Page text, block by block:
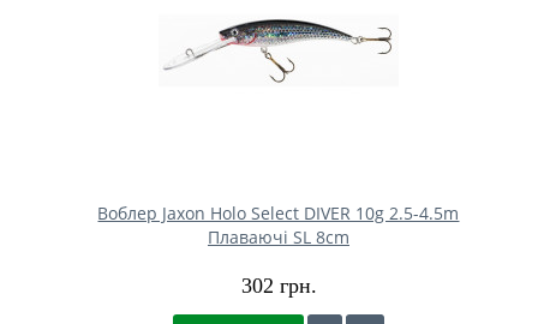
Воблер Jaxon Holo Select DIVER 10g 2.5-4.5m
Плаваючі SL 8cm
302 грн.